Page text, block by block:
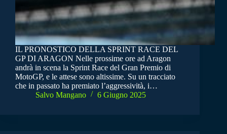
IL PRONOSTICO DELLA SPRINT RACE DEL
GP DI ARAGON Nelle prossime ore ad Aragon
andrà in scena la Sprint Race del Gran Premio di
MotoGP, e le attese sono altissime. Su un tracciato
che in passato ha premiato l’aggressività, i…
Salvo Mangano
6 Giugno 2025